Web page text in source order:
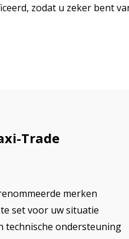
zodat u zeker bent
Trade
merken
set voor uw situatie
technische ondersteuning